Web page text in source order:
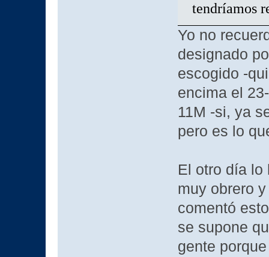
tendríamos
Yo no
designado
escogido -
encima el
11M -si, ya
pero es lo
El otro día lo
muy obrero
comentó
se supone
gente